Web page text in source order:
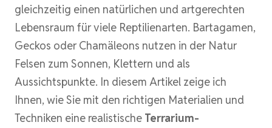
gleichzeitig einen natürlichen und artgerechten
Lebensraum für viele Reptilienarten. Bartagamen,
Geckos oder Chamäleons nutzen in der Natur
Felsen zum Sonnen, Klettern und als
Aussichtspunkte. In diesem Artikel zeige ich
Ihnen, wie Sie mit den richtigen Materialien und
Techniken eine realistische Terrarium-